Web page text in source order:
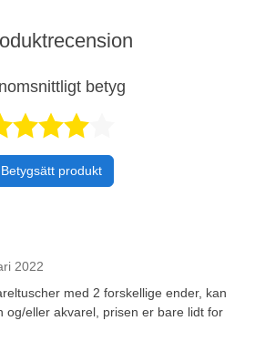
betyg
Betygsätt produkt
2022
med 2 forskellige ender, kan
og/eller akvarel, prisen er bare lidt for